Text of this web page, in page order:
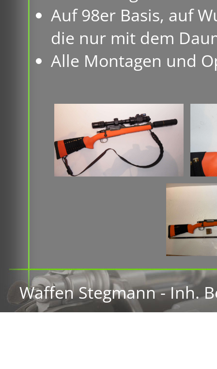
Auf 98er Basis, auf
die nur mit dem
Alle Montagen und
Waffen Stegmann - Inh.